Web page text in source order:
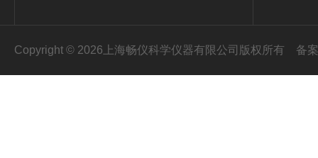
Copyright © 2026上海畅仪科学仪器有限公司版权所有 备